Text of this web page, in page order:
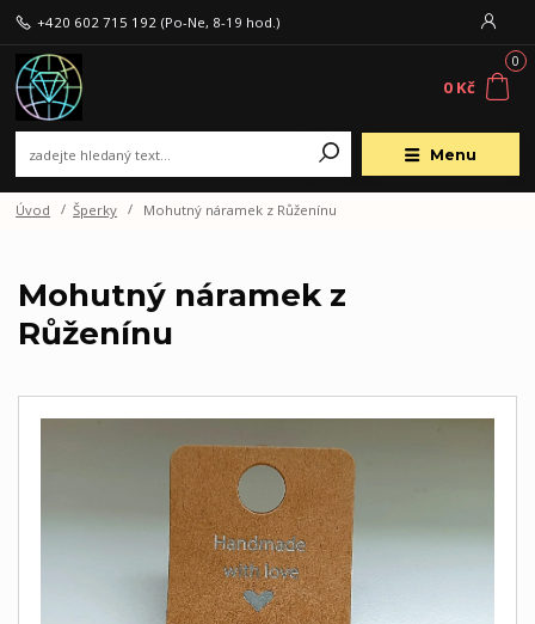
Menu
+420 602 715 192 (Po-Ne, 8-19 hod.)
0
0 Kč
Úvod Šperky Mohutný náramek z Růženínu
Mohutný náramek z
Růženínu